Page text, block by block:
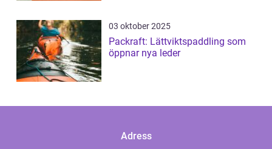
03 oktober 2025
Packraft: Lättviktspaddling som
öppnar nya leder
Adress